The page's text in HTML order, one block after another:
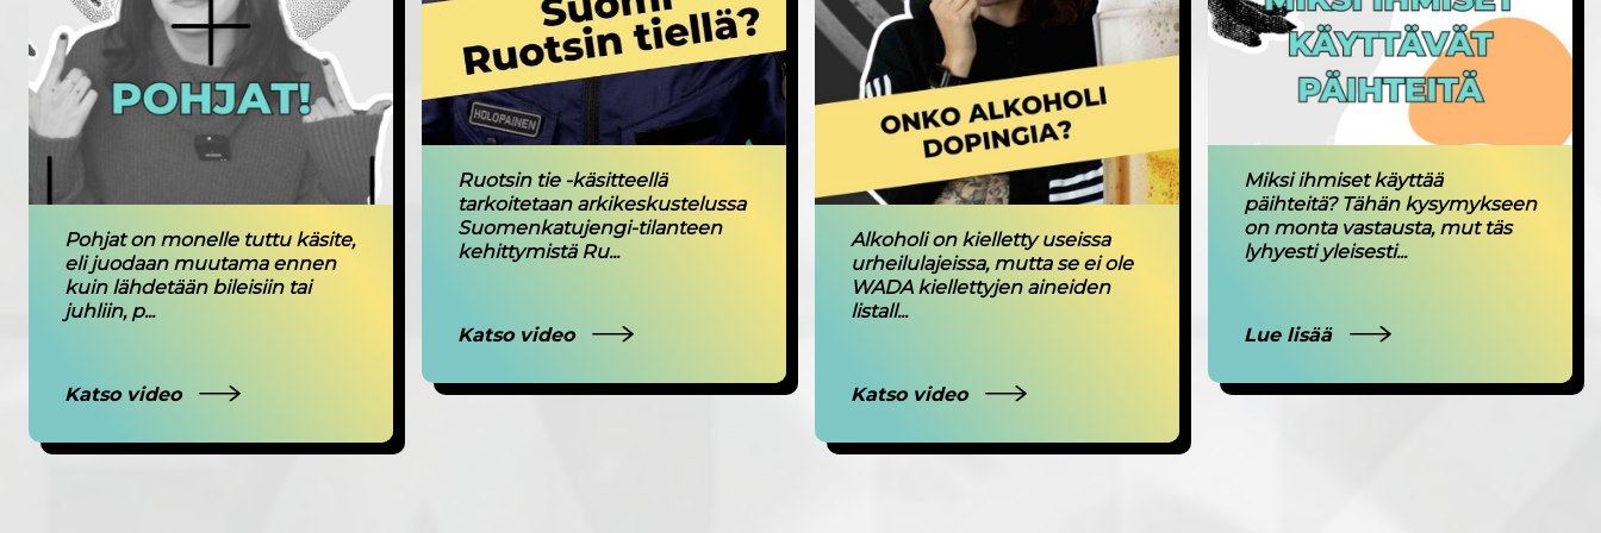
Pohjat on monelle tuttu käsite,
eli juodaan muutama ennen
kuin lähdetään bileisiin tai
juhliin, p...
Katso video
Ruotsin tie -käsitteellä
tarkoitetaan arkikeskustelussa
Suomenkatujengi-tilanteen
kehittymistä Ru...
Katso video
Alkoholi on kielletty useissa
urheilulajeissa, mutta se ei ole
WADA kiellettyjen aineiden
listall...
Katso video
Miksi ihmiset käyttää
päihteitä? Tähän kysymykseen
on monta vastausta, mut täs
lyhyesti yleisesti...
Lue lisää